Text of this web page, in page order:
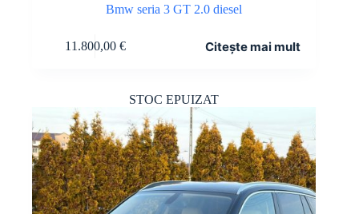
Bmw seria 3 GT 2.0 diesel
11.800,00 € Citește mai mult
STOC EPUIZAT